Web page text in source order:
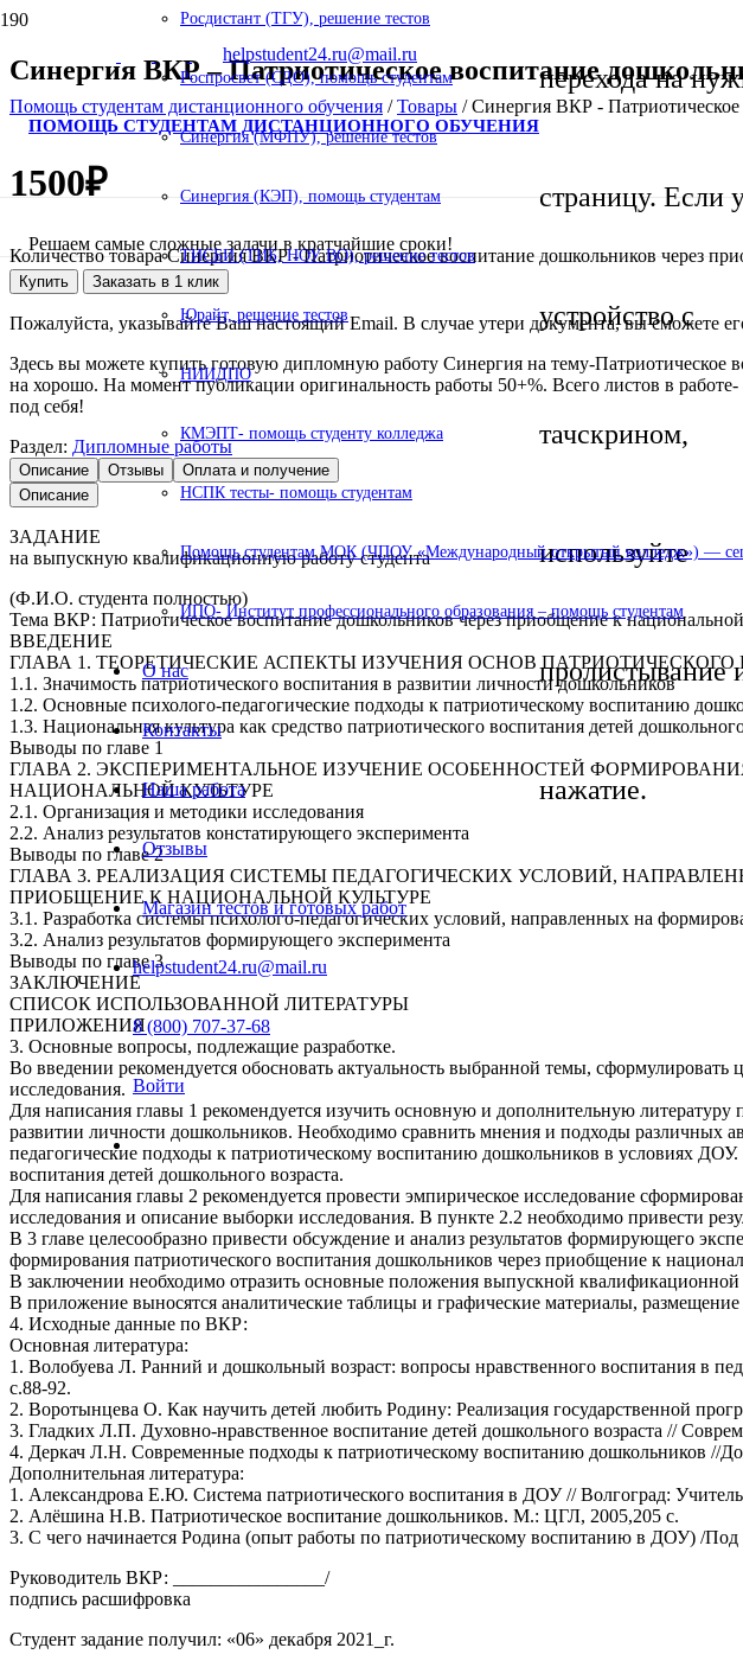
helpstudent24.ru@mail.ru
ПОМОЩЬ СТУДЕНТАМ ДИСТАНЦИОННОГО ОБУЧЕНИЯ
Решаем самые сложные задачи в кратчайшие сроки!
перехода на
страницу. Если
устройство с
тачскрином,
используйте
пролистывание
нажатие.
Росдистант (ТГУ), решение тестов
Роспросвет (СДО), помощь студентам
Синергия (МФПУ), решение тестов
Синергия (КЭП), помощь студентам
ТИСБИ (ТИБ, НОУ ВО), решение тестов
Юрайт, решение тестов
НИИДПО
КМЭПТ- помощь студенту колледжа
НСПК тесты- помощь студентам
Помощь студентам МОК (ЧПОУ «Международный открытый колледж») —
ИПО- Институт профессионального образования – помощь студентам
О нас
Контакты
Наша работа
Отзывы
Магазин тестов и готовых работ
helpstudent24.ru@mail.ru
8 (800) 707-37-68
Войти
Синергия ВКР – Патриотическое воспитание
Помощь студентам дистанционного обучения /Товары /Синергия ВКР - Патриотическое
1500₽
Количество товара Синергия ВКР - Патриотическое воспитание дошкольников через
Купить Заказать в 1 клик
Пожалуйста, указывайте Ваш настоящий Email. В случае утери документа, вы сможете
Здесь вы можете купить готовую дипломную работу Синергия на тему-Патриотическое
на хорошо. На момент публикации оригинальность работы 50+%. Всего листов в
под себя!
Раздел: Дипломные работы
Описание Отзывы
Оплата и получение
Описание
ЗАДАНИЕ
на выпускную квалификационную работу студента
(Ф.И.О. студента полностью)
Тема ВКР: Патриотическое воспитание дошкольников через приобщение к национальной
ВВЕДЕНИЕ
ГЛАВА 1. ТЕОРЕТИЧЕСКИЕ АСПЕКТЫ ИЗУЧЕНИЯ ОСНОВ
1.1. Значимость патриотического воспитания в развитии личности дошкольников
1.2. Основные психолого-педагогические подходы к патриотическому воспитанию
1.3. Национальная культура как средство патриотического воспитания детей
Выводы по главе 1
ГЛАВА 2. ЭКСПЕРИМЕНТАЛЬНОЕ ИЗУЧЕНИЕ ОСОБЕННОСТЕЙ
НАЦИОНАЛЬНОЙ КУЛЬТУРЕ
2.1. Организация и методики исследования
2.2. Анализ результатов констатирующего эксперимента
Выводы по главе 2
ГЛАВА 3. РЕАЛИЗАЦИЯ СИСТЕМЫ ПЕДАГОГИЧЕСКИХ УСЛОВИЙ,
ПРИОБЩЕНИЕ К НАЦИОНАЛЬНОЙ КУЛЬТУРЕ
3.1. Разработка системы психолого-педагогических условий, направленных на
3.2. Анализ результатов формирующего эксперимента
Выводы по главе 3
ЗАКЛЮЧЕНИЕ
СПИСОК ИСПОЛЬЗОВАННОЙ ЛИТЕРАТУРЫ
ПРИЛОЖЕНИЯ
3. Основные вопросы, подлежащие разработке.
Во введении рекомендуется обосновать актуальность выбранной темы, сформулировать
исследования.
Для написания главы 1 рекомендуется изучить основную и дополнительную
развитии личности дошкольников. Необходимо сравнить мнения и подходы различных
педагогические подходы к патриотическому воспитанию дошкольников в условиях
воспитания детей дошкольного возраста.
Для написания главы 2 рекомендуется провести эмпирическое исследование
исследования и описание выборки исследования. В пункте 2.2 необходимо привести
В 3 главе целесообразно привести обсуждение и анализ результатов формирующего
формирования патриотического воспитания дошкольников через приобщение к
В заключении необходимо отразить основные положения выпускной
В приложение выносятся аналитические таблицы и графические материалы,
4. Исходные данные по ВКР:
Основная литература:
1. Волобуева Л. Ранний и дошкольный возраст: вопросы нравственного воспитания в
с.88-92.
2. Воротынцева О. Как научить детей любить Родину: Реализация государственной
3. Гладких Л.П. Духовно-нравственное воспитание детей дошкольного возраста //
4. Деркач Л.Н. Современные подходы к патриотическому воспитанию дошкольников //
Дополнительная литература:
1. Александрова Е.Ю. Система патриотического воспитания в ДОУ // Волгоград:
2. Алёшина Н.В. Патриотическое воспитание дошкольников. М.: ЦГЛ, 2005,205 с.
3. С чего начинается Родина (опыт работы по патриотическому воспитанию в ДОУ) /
Руководитель ВКР: ________________/
подпись расшифровка
Студент задание получил: «06» декабря 2021_г.